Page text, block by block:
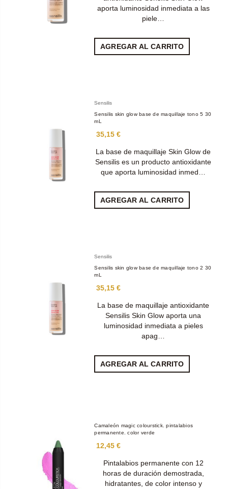
aporta luminosidad inmediata a las
piele…
AGREGAR AL CARRITO
Sensilis
Sensilis skin glow base de maquillaje tono 5 30
mL
35,15 €
La base de maquillaje Skin Glow de
Sensilis es un producto antioxidante
que aporta luminosidad inmed…
AGREGAR AL CARRITO
Sensilis
Sensilis skin glow base de maquillaje tono 2 30
mL
35,15 €
La base de maquillaje antioxidante
Sensilis Skin Glow aporta una
luminosidad inmediata a pieles
apag…
AGREGAR AL CARRITO
Camaleón magic colourstick. pintalabios
permanente. color verde
12,45 €
Pintalabios permanente con 12
horas de duración demostrada,
hidratantes, de color intenso y